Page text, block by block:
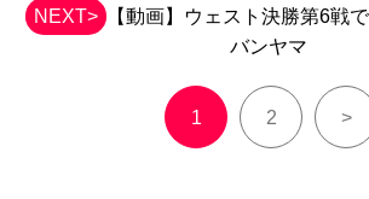
NEXT> 【動画】ウェスト決勝第6戦
バンヤマ
1 2 >